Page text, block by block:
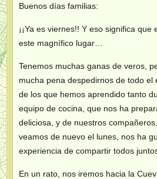
Buenos días familias:
¡¡Ya es viernes!! Y eso significa
este magnífico lugar…
Tenemos muchas ganas de veros,
mucha pena despedirnos de todo el
de los que hemos aprendido tanto
equipo de cocina, que nos ha
deliciosa, y de nuestros
veamos de nuevo el lunes, nos ha
experiencia de compartir todos
En un rato, nos iremos hacia la